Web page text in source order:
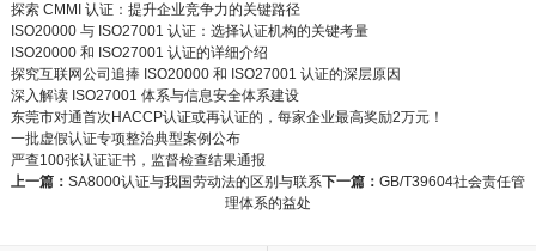
探索 CMMI 认证：提升企业竞争力的关键路径
ISO20000 与 ISO27001 认证：选择认证机构的关键考量
ISO20000 和 ISO27001 认证的详细介绍
探究互联网公司追捧 ISO20000 和 ISO27001 认证的深层原因
深入解读 ISO27001 体系与信息安全体系建设
东莞市对通首次HACCP认证或再认证的，每家企业最高奖励2万元！
一批虚假认证专项整治典型案例公布
严查100张认证证书，监督检查结果通报
上一篇： SA8000认证与我国劳动法的区别与联系下一篇： GB/T39604社会责任管
理体系的益处